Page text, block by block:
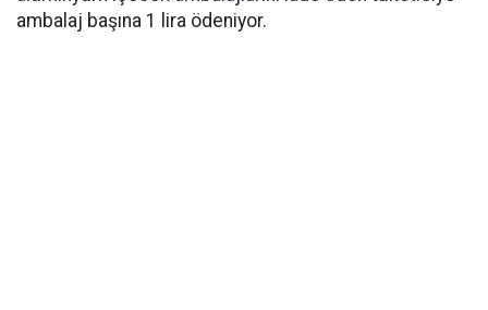
ambalaj başına 1 lira ödeniyor.